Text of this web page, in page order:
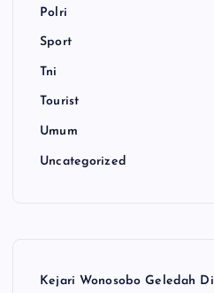
Polri
Sport
Tni
Tourist
Umum
Uncategorized
Kejari Wonosobo Geledah